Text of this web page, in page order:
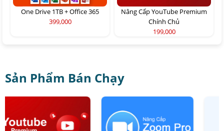
One Drive 1TB + Office 365
399,000
Nâng Cấp YouTube Premium
Chính Chủ
199,000
Sản Phẩm Bán Chạy